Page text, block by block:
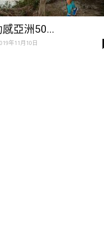
亞洲50...
年11月10日